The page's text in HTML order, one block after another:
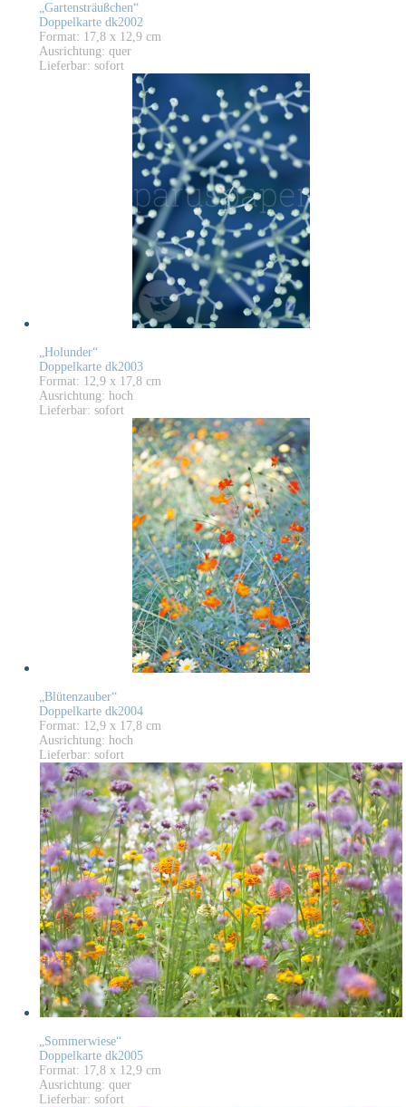
„Gartensträußchen“
Doppelkarte dk2002
Format: 17,8 x 12,9 cm
Ausrichtung: quer
Lieferbar: sofort
„Holunder“
Doppelkarte dk2003
Format: 12,9 x 17,8 cm
Ausrichtung: hoch
Lieferbar: sofort
„Blütenzauber“
Doppelkarte dk2004
Format: 12,9 x 17,8 cm
Ausrichtung: hoch
Lieferbar: sofort
„Sommerwiese“
Doppelkarte dk2005
Format: 17,8 x 12,9 cm
Ausrichtung: quer
Lieferbar: sofort